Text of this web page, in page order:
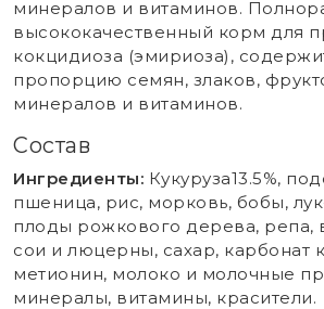
минералов и витаминов.
высококачественный корм для
кокцидиоза (эмириоза),
пропорцию семян, злаков,
минералов и витаминов.
Состав
Ингредиенты: Кукуруза13.5%,
пшеница, рис, морковь, бобы,
плоды рожкового дерева, репа,
сои и люцерны, сахар, карбонат
метионин, молоко и молочные
минералы, витамины, красители.